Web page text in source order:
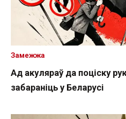
Ад акуляраў да поціску
забараніць у Беларусі
Замежжа